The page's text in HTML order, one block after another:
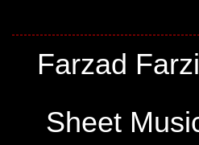
Farzad
Sheet